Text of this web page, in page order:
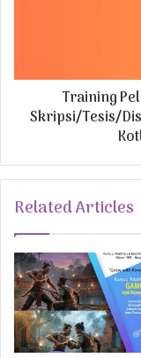
Training
Skripsi/Tesis/
Related Articles